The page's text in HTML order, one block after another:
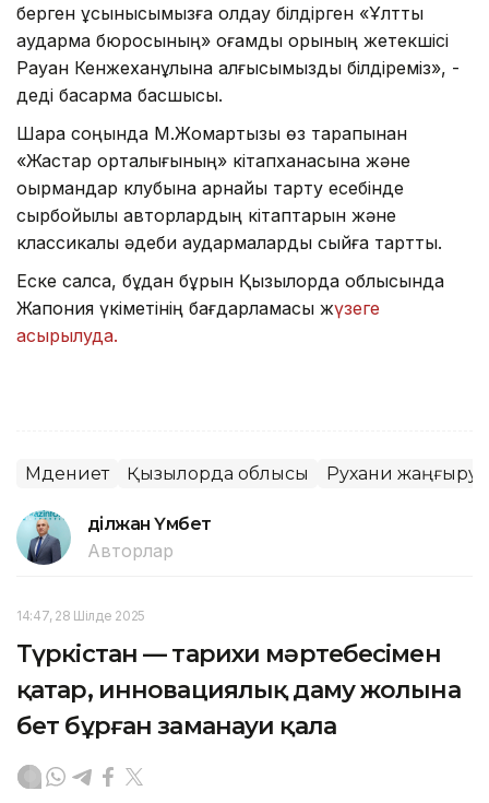
берген ұсынысымызға қолдау білдірген «Ұлттық
аударма бюросының» қоғамдық қорының жетекшісі
Рауан Кенжеханұлына алғысымызды білдіреміз», -
деді басқарма басшысы.
Шара соңында М.Жомартқызы өз тарапынан
«Жастар орталығының» кітапханасына және
оқырмандар клубына арнайы тарту есебінде
сырбойылық авторлардың кітаптарын және
классикалық әдеби аудармаларды сыйға тартты.
Еске салсақ, бұдан бұрын Қызылорда облысында
Жапония үкіметінің бағдарламасы жүзеге
асырылуда.
Мәдениет Қызылорда облысы Рухани жаңғыру
Әділжан Үмбет
Авторлар
14:47, 28 Шілде 2025
Түркістан — тарихи мәртебесімен
қатар, инновациялық даму жолына
бет бұрған заманауи қала